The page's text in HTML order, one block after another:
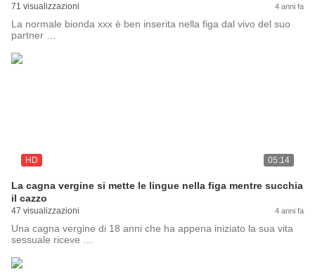
71 visualizzazioni 4 anni fa
La normale bionda xxx è ben inserita nella figa dal vivo del suo
partner …
HD 05:14
La cagna vergine si mette le lingue nella figa mentre succhia
il cazzo
47 visualizzazioni 4 anni fa
Una cagna vergine di 18 anni che ha appena iniziato la sua vita
sessuale riceve …